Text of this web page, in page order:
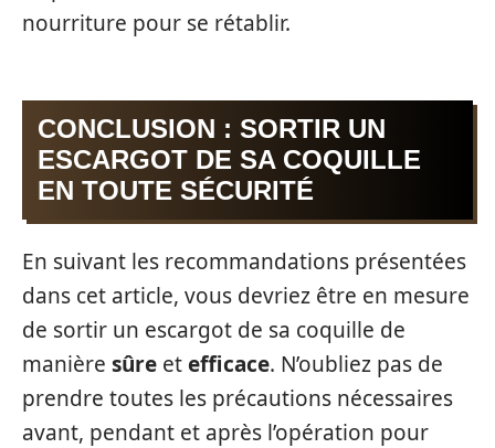
nourriture pour se rétablir.
CONCLUSION : SORTIR UN
ESCARGOT DE SA COQUILLE
EN TOUTE SÉCURITÉ
En suivant les recommandations présentées
dans cet article, vous devriez être en mesure
de sortir un escargot de sa coquille de
manière sûre etefficace. N’oubliez pas de
prendre toutes les précautions nécessaires
avant, pendant et après l’opération pour